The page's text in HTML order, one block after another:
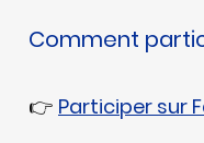
Comment
👉 Participer sur